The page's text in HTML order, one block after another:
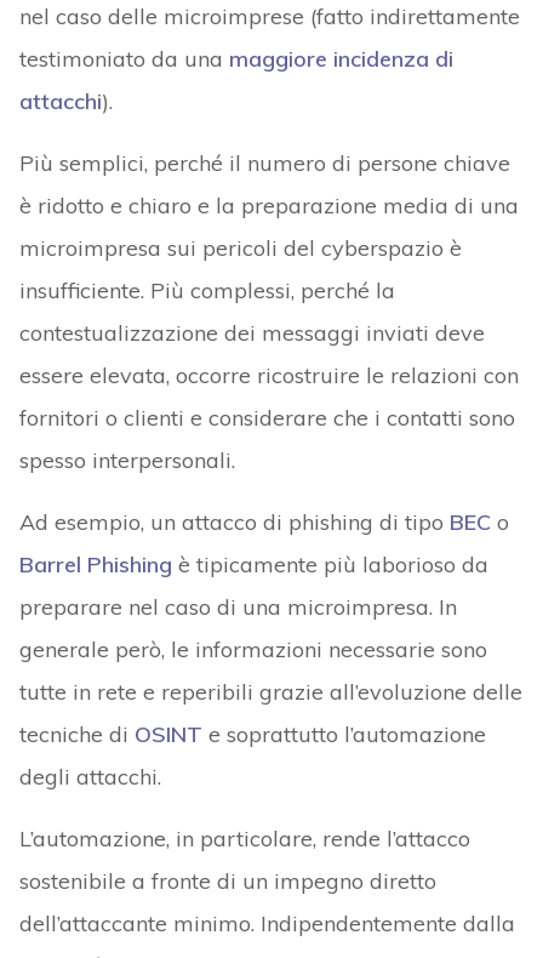
nel caso delle microimprese (fatto indirettamente
testimoniato da una maggiore incidenza di
attacchi).
Più semplici, perché il numero di persone chiave
è ridotto e chiaro e la preparazione media di una
microimpresa sui pericoli del cyberspazio è
insufficiente. Più complessi, perché la
contestualizzazione dei messaggi inviati deve
essere elevata, occorre ricostruire le relazioni con
fornitori o clienti e considerare che i contatti sono
spesso interpersonali.
Ad esempio, un attacco di phishing di tipo BECo
Barrel Phishing è tipicamente più laborioso da
preparare nel caso di una microimpresa. In
generale però, le informazioni necessarie sono
tutte in rete e reperibili grazie all’evoluzione delle
tecniche di OSINT e soprattutto l’automazione
degli attacchi.
L’automazione, in particolare, rende l’attacco
sostenibile a fronte di un impegno diretto
dell’attaccante minimo. Indipendentemente dalla